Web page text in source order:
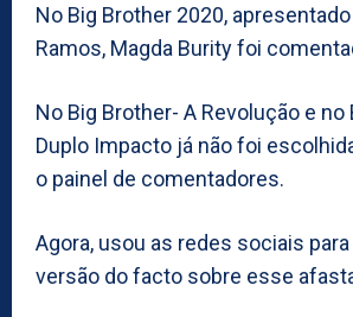
No Big Brother 2020,
Ramos, Magda Burity foi
No Big Brother- A Revolução e no
Duplo Impacto já não foi
o painel de comentadores.
Agora, usou as redes sociais para
versão do facto sobre esse